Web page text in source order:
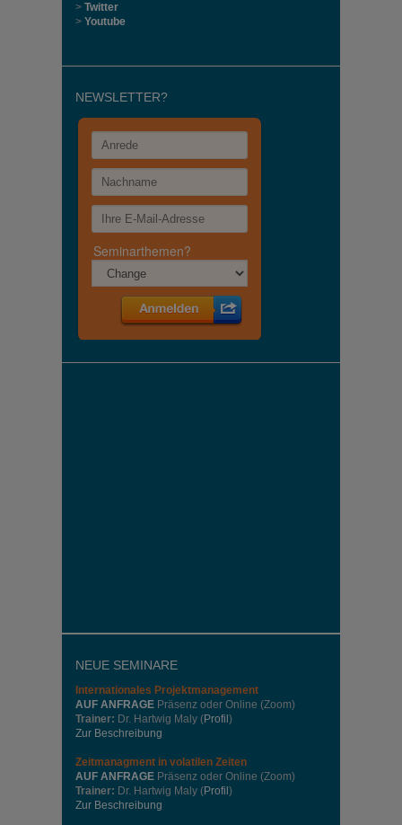
> Twitter
> Youtube
NEWSLETTER?
NEUE SEMINARE
Internationales Projektmanagement
AUF ANFRAGE Präsenz oder Online (Zoom)
Trainer: Dr. Hartwig Maly (Profil )
Zur Beschreibung
Zeitmanagment in volatilen Zeiten
AUF ANFRAGE Präsenz oder Online (Zoom)
Trainer: Dr. Hartwig Maly (Profil )
Zur Beschreibung